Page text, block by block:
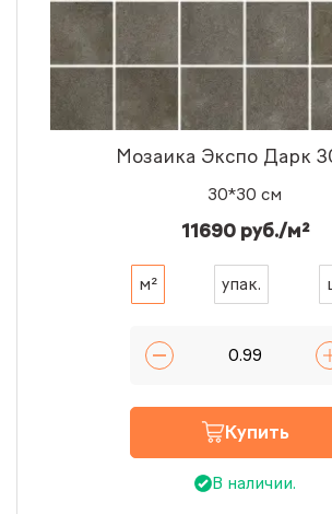
Мозаика Экспо Дарк
30*30 см
11690 руб./м²
м² упак.
Купить
В наличии.